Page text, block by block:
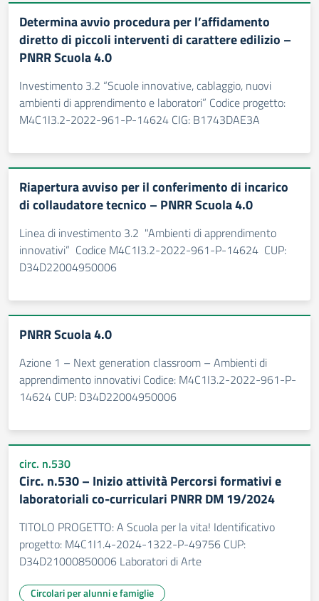
Determina avvio procedura per l’affidamento
diretto di piccoli interventi di carattere edilizio –
PNRR Scuola 4.0
Investimento 3.2 “Scuole innovative, cablaggio, nuovi
ambienti di apprendimento e laboratori” Codice progetto:
M4C1I3.2-2022-961-P-14624 CIG: B1743DAE3A
Riapertura avviso per il conferimento di incarico
di collaudatore tecnico – PNRR Scuola 4.0
Linea di investimento 3.2 "Ambienti di apprendimento
innovativi” Codice M4C1I3.2-2022-961-P-14624 CUP:
D34D22004950006
PNRR Scuola 4.0
Azione 1 – Next generation classroom – Ambienti di
apprendimento innovativi Codice: M4C1I3.2-2022-961-P-
14624 CUP: D34D22004950006
circ. n.530
Circ. n.530 – Inizio attività Percorsi formativi e
laboratoriali co-curriculari PNRR DM 19/2024
TITOLO PROGETTO: A Scuola per la vita! Identificativo
progetto: M4C1I1.4-2024-1322-P-49756 CUP:
D34D21000850006 Laboratori di Arte
Circolari per alunni e famiglie